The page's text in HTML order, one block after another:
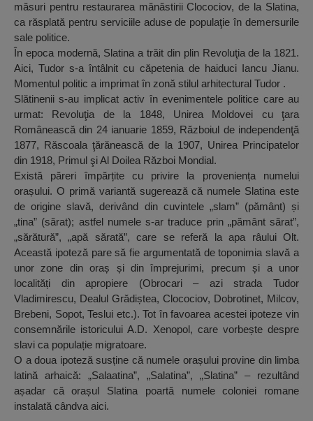
măsuri pentru restaurarea mănăstirii Clocociov, de la Slatina,
ca răsplată pentru serviciile aduse de populaţie în demersurile
sale politice.
În epoca modernă, Slatina a trăit din plin Revoluţia de la 1821.
Aici, Tudor s-a întâlnit cu căpetenia de haiduci Iancu Jianu.
Momentul politic a imprimat în zonă stilul arhitectural Tudor .
Slătinenii s-au implicat activ în evenimentele politice care au
urmat: Revoluţia de la 1848, Unirea Moldovei cu ţara
Românească din 24 ianuarie 1859, Războiul de independenţă
1877, Răscoala ţărănească de la 1907, Unirea Principatelor
din 1918, Primul şi Al Doilea Război Mondial.
Există păreri împărțite cu privire la proveniența numelui
orașului. O primă variantă sugerează că numele Slatina este
de origine slavă, derivând din cuvintele „slam” (pământ) și
„tina” (sărat); astfel numele s-ar traduce prin „pământ sărat”,
„sărătură”, „apă sărată”, care se referă la apa râului Olt.
Această ipoteză pare să fie argumentată de toponimia slavă a
unor zone din oraș și din împrejurimi, precum și a unor
localități din apropiere (Obrocari – azi strada Tudor
Vladimirescu, Dealul Grădiștea, Clocociov, Dobrotinet, Milcov,
Brebeni, Sopot, Teslui etc.). Tot în favoarea acestei ipoteze vin
consemnările istoricului A.D. Xenopol, care vorbește despre
slavi ca populație migratoare.
O a doua ipoteză susține că numele orașului provine din limba
latină arhaică: „Salaatina”, „Salatina”, „Slatina” – rezultând
așadar că orașul Slatina poartă numele coloniei romane
instalată cândva aici.